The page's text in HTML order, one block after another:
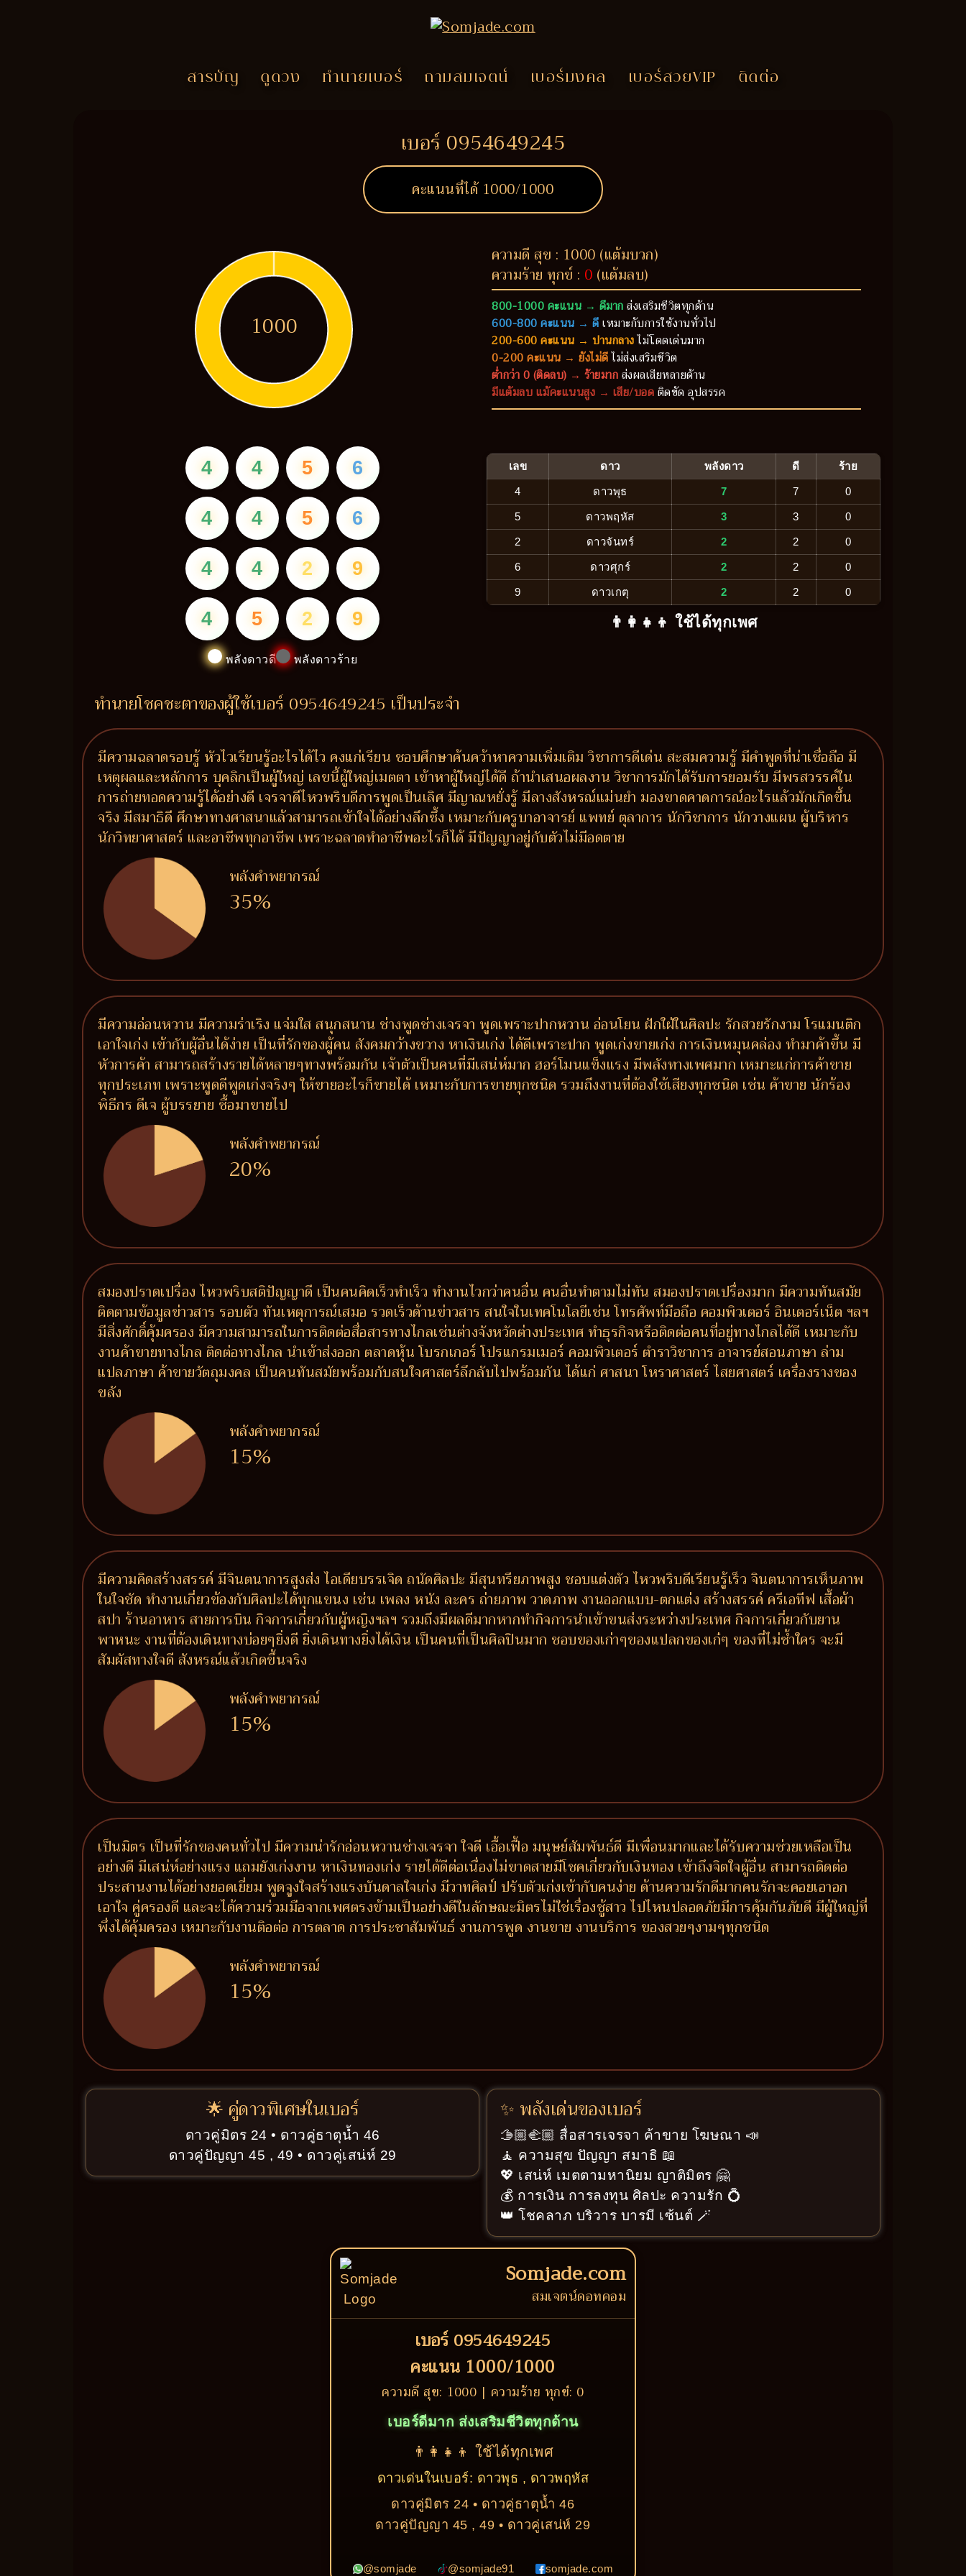
สารบัญ ดูดวง ทำนายเบอร์ ถามสมเจตน์ เบอร์มงคล เบอร์สวยVIP ติดต่อ
เบอร์ 0954649245
คะแนนที่ได้ 1000/1000
1000
ความดี สุข : 1000 (แต้มบวก)
ความร้าย ทุกข์ : 0 (แต้มลบ)
800-1000 คะแนน → ดีมากส่งเสริมชีวิตทุกด้าน
600-800 คะแนน → ดีเหมาะกับการใช้งานทั่วไป
200-600 คะแนน → ปานกลางไม่โดดเด่นมาก
0-200 คะแนน → ยังไม่ดีไม่ส่งเสริมชีวิต
ต่ำกว่า 0 (ติดลบ) → ร้ายมากส่งผลเสียหลายด้าน
มีแต้มลบ แม้คะแนนสูง → เสีย/บอดติดขัด อุปสรรค
4 4 5 6
4 4 5 6
4 4 2 9
4 5 2 9
พลังดาวดี พลังดาวร้าย
เลข ดาว พลังดาว ดี ร้าย
4 ดาวพุธ 7 7 0
5 ดาวพฤหัส 3 3 0
2 ดาวจันทร์ 2 2 0
6 ดาวศุกร์ 2 2 0
9 ดาวเกตุ 2 2 0
👨‍👩‍👧‍👦 ใช้ได้ทุกเพศ
ทำนายโชคชะตาของผู้ใช้เบอร์ 0954649245 เป็นประจำ
มีความฉลาดรอบรู้ หัวไวเรียนรู้อะไรได้ไว คงแก่เรียน ชอบศึกษาค้นคว้าหาความเพิ่มเติม วิชาการดีเด่น สะสมความรู้ มีคำพูดที่น่าเชื่อถือ มี
เหตุผลและหลักการ บุคลิกเป็นผู้ใหญ่ เลขนี้ผู้ใหญ่เมตตา เข้าหาผู้ใหญ่ได้ดี ถ้านำเสนอผลงาน วิชาการมักได้รับการยอมรับ มีพรสวรรค์ใน
การถ่ายทอดความรู้ได้อย่างดี เจรจาดีไหวพริบดีการพูดเป็นเลิศ มีญาณหยั่งรู้ มีลางสังหรณ์แม่นยำ มองขาดคาดการณ์อะไรแล้วมักเกิดขึ้น
จริง มีสมาธิดี ศึกษาทางศาสนาแล้วสามารถเข้าใจได้อย่างลึกซึ้ง เหมาะกับครูบาอาจารย์ แพทย์ ตุลาการ นักวิชาการ นักวางแผน ผู้บริหาร
นักวิทยาศาสตร์ และอาชีพทุกอาชีพ เพราะฉลาดทำอาชีพอะไรก็ได้ มีปัญญาอยู่กับตัวไม่มีอดตาย
พลังคำพยากรณ์
35%
มีความอ่อนหวาน มีความร่าเริง แจ่มใส สนุกสนาน ช่างพูดช่างเจรจา พูดเพราะปากหวาน อ่อนโยน ฝักใฝ่ในศิลปะ รักสวยรักงาม โรแมนติก
เอาใจเก่ง เข้ากับผู้อื่นได้ง่าย เป็นที่รักของผู้คน สังคมกว้างขวาง หาเงินเก่ง ได้ดีเพราะปาก พูดเก่งขายเก่ง การเงินหมุนคล่อง ทำมาค้าขึ้น มี
หัวการค้า สามารถสร้างรายได้หลายๆทางพร้อมกัน เจ้าตัวเป็นคนที่มีเสน่ห์มาก ฮอร์โมนแข็งแรง มีพลังทางเพศมาก เหมาะแก่การค้าขาย
ทุกประเภท เพราะพูดดีพูดเก่งจริงๆ ให้ขายอะไรก็ขายได้ เหมาะกับการขายทุกชนิด รวมถึงงานที่ต้องใช้เสียงทุกชนิด เช่น ค้าขาย นักร้อง
พิธีกร ดีเจ ผู้บรรยาย ซื้อมาขายไป
พลังคำพยากรณ์
20%
สมองปราดเปรื่อง ไหวพริบสติปัญญาดี เป็นคนคิดเร็วทำเร็ว ทำงานไวกว่าคนอื่น คนอื่นทำตามไม่ทัน สมองปราดเปรื่องมาก มีความทันสมัย
ติดตามข้อมูลข่าวสาร รอบตัว ทันเหตุการณ์เสมอ รวดเร็วด้านข่าวสาร สนใจในเทคโนโลยีเช่น โทรศัพท์มือถือ คอมพิวเตอร์ อินเตอร์เน็ต ฯลฯ
มีสิ่งศักดิ์คุ้มครอง มีความสามารถในการติดต่อสื่อสารทางไกลเช่นต่างจังหวัดต่างประเทศ ทำธุรกิจหรือติดต่อคนที่อยู่ทางไกลได้ดี เหมาะกับ
งานค้าขายทางไกล ติดต่อทางไกล นำเข้าส่งออก ตลาดหุ้น โบรกเกอร์ โปรแกรมเมอร์ คอมพิวเตอร์ ตำราวิชาการ อาจารย์สอนภาษา ล่าม
แปลภาษา ค้าขายวัตถุมงคล เป็นคนทันสมัยพร้อมกับสนใจศาสตร์ลึกลับไปพร้อมกัน ได้แก่ ศาสนา โหราศาสตร์ ไสยศาสตร์ เครื่องรางของ
ขลัง
พลังคำพยากรณ์
15%
มีความคิดสร้างสรรค์ มีจินตนาการสูงส่ง ไอเดียบรรเจิด ถนัดศิลปะ มีสุนทรียภาพสูง ชอบแต่งตัว ไหวพริบดีเรียนรู้เร็ว จินตนาการเห็นภาพ
ในใจชัด ทำงานเกี่ยวข้องกับศิลปะได้ทุกแขนง เช่น เพลง หนัง ละคร ถ่ายภาพ วาดภาพ งานออกแบบ-ตกแต่ง สร้างสรรค์ ครีเอทีฟ เสื้อผ้า
สปา ร้านอาหาร สายการบิน กิจการเกี่ยวกับผู้หญิงฯลฯ รวมถึงมีผลดีมากหากทำกิจการนำเข้าขนส่งระหว่างประเทศ กิจการเกี่ยวกับยาน
พาหนะ งานที่ต้องเดินทางบ่อยๆยิ่งดี ยิ่งเดินทางยิ่งได้เงิน เป็นคนที่เป็นศิลปินมาก ชอบของเก่าๆของแปลกของเก๋ๆ ของที่ไม่ซ้ำใคร จะมี
สัมผัสทางใจดี สังหรณ์แล้วเกิดขึ้นจริง
พลังคำพยากรณ์
15%
เป็นมิตร เป็นที่รักของคนทั่วไป มีความน่ารักอ่อนหวานช่างเจรจา ใจดี เอื้อเฟื้อ มนุษย์สัมพันธ์ดี มีเพื่อนมากและได้รับความช่วยเหลือเป็น
อย่างดี มีเสน่ห์อย่างแรง แถมยังเก่งงาน หาเงินทองเก่ง รายได้ดีต่อเนื่องไม่ขาดสายมีโชคเกี่ยวกับเงินทอง เข้าถึงจิตใจผู้อื่น สามารถติดต่อ
ประสานงานได้อย่างยอดเยี่ยม พูดจูงใจสร้างแรงบันดาลใจเก่ง มีวาทศิลป์ ปรับตัวเก่งเข้ากับคนง่าย ด้านความรักดีมากคนรักจะคอยเอาอก
เอาใจ คู่ครองดี และจะได้ความร่วมมือจากเพศตรงข้ามเป็นอย่างดีในลักษณะมิตรไม่ใช่เรื่องชู้สาว ไปไหนปลอดภัยมีการคุ้มกันภัยดี มีผู้ใหญ่ที่
พึ่งได้คุ้มครอง เหมาะกับงานติอต่อ การตลาด การประชาสัมพันธ์ งานการพูด งานขาย งานบริการ ของสวยๆงามๆทุกชนิด
พลังคำพยากรณ์
15%
🌟 คู่ดาวพิเศษในเบอร์
ดาวคู่มิตร 24 • ดาวคู่ธาตุน้ำ 46
ดาวคู่ปัญญา 45 , 49 • ดาวคู่เสน่ห์ 29
✨ พลังเด่นของเบอร์
🫱🏼‍🫲🏼 สื่อสารเจรจา ค้าขาย โฆษณา 📣
🧘 ความสุข ปัญญา สมาธิ 📖
💖 เสน่ห์ เมตตามหานิยม ญาติมิตร 🤗
💰 การเงิน การลงทุน ศิลปะ ความรัก 💍
👑 โชคลาภ บริวาร บารมี เซ้นต์ 🪄
Somjade.com
สมเจตน์ดอทคอม
เบอร์ 0954649245
คะแนน 1000/1000
ความดี สุข: 1000 | ความร้าย ทุกข์: 0
เบอร์ดีมาก ส่งเสริมชีวิตทุกด้าน
👨‍👩‍👧‍👦 ใช้ได้ทุกเพศ
ดาวเด่นในเบอร์: ดาวพุธ , ดาวพฤหัส
ดาวคู่มิตร 24 • ดาวคู่ธาตุน้ำ 46
ดาวคู่ปัญญา 45 , 49 • ดาวคู่เสน่ห์ 29
@somjade @somjade91 somjade.com